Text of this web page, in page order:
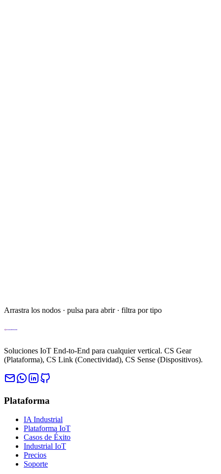
Arrastra los nodos · pulsa para abrir · filtra por tipo
Soluciones IoT End-to-End para cualquier vertical. CS Gear
(Plataforma), CS Link (Conectividad), CS Sense (Dispositivos).
Plataforma
IA Industrial
Plataforma IoT
Casos de Éxito
Industrial IoT
Precios
Soporte